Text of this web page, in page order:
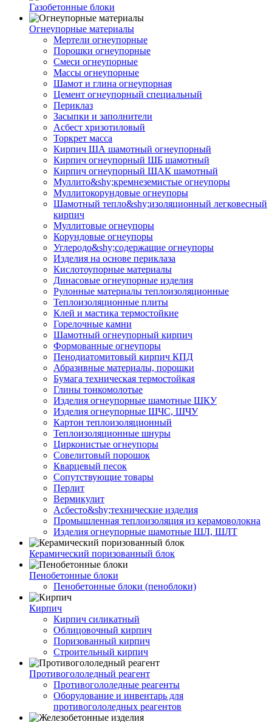
Газобетонные блоки
Огнеупорные материалы
Мертели огнеупорные
Порошки огнеупорные
Смеси огнеупорные
Массы огнеупорные
Шамот и глина огнеупорная
Цемент огнеупорный специальный
Периклаз
Засыпки и заполнители
Асбест хризотиловый
Торкрет масса
Кирпич ША шамотный огнеупорный
Кирпич огнеупорный ШБ шамотный
Кирпич огнеупорный ШАК шамотный
Муллито&shy;­кремнеземистые огнеупоры
Муллито­корундовые огнеупоры
Шамотный тепло&shy;изоляционный легковесный
кирпич
Муллитовые огнеупоры
Корундовые огнеупоры
Углеродо&shy;содержащие огнеупоры
Изделия на основе периклаза
Кислотоупорные материалы
Динасовые огнеупорные изделия
Рулонные материалы теплоизоляционные
Тепло­изоляционные плиты
Клей и мастика термостойкие
Горелочные камни
Шамотный огнеупорный кирпич
Формованные огнеупоры
Пенодиатомитовый кирпич КПД
Абразивные материалы, порошки
Бумага техническая термостойкая
Глины тонкомолотые
Изделия огнеупорные шамотные ШКУ
Изделия огнеупорные ШЧС, ШЧУ
Картон теплоизоляционный
Теплоизоляционные шнуры
Цирконистые огнеупоры
Совелитовый порошок
Кварцевый песок
Сопутствующие товары
Перлит
Вермикулит
Асбесто&shy;технические изделия
Промышленная теплоизоляция из керамоволокна
Изделия огнеупорные шамотные ШЛ, ШЛТ
Керамический поризованный блок
Пенобетонные блоки
Пенобетонные блоки (пеноблоки)
Кирпич
Кирпич силикатный
Облицовочный кирпич
Поризованный кирпич
Строительный кирпич
Противогололедный реагент
Противогололедные реагенты
Оборудование и инвентарь для
противогололедных реагентов